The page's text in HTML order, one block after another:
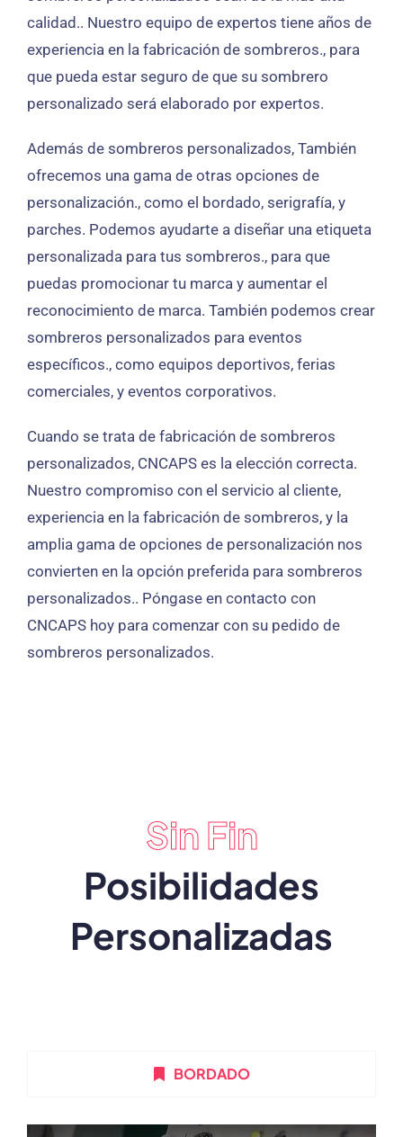
calidad.. Nuestro equipo de expertos tiene años de
experiencia en la fabricación de sombreros., para
que pueda estar seguro de que su sombrero
personalizado será elaborado por expertos.
Además de sombreros personalizados, También
ofrecemos una gama de otras opciones de
personalización., como el bordado, serigrafía, y
parches. Podemos ayudarte a diseñar una etiqueta
personalizada para tus sombreros., para que
puedas promocionar tu marca y aumentar el
reconocimiento de marca. También podemos crear
sombreros personalizados para eventos
específicos., como equipos deportivos, ferias
comerciales, y eventos corporativos.
Cuando se trata de fabricación de sombreros
personalizados, CNCAPS es la elección correcta.
Nuestro compromiso con el servicio al cliente,
experiencia en la fabricación de sombreros, y la
amplia gama de opciones de personalización nos
convierten en la opción preferida para sombreros
personalizados.. Póngase en contacto con
CNCAPS hoy para comenzar con su pedido de
sombreros personalizados.
Sin Fin
Posibilidades
Personalizadas
BORDADO